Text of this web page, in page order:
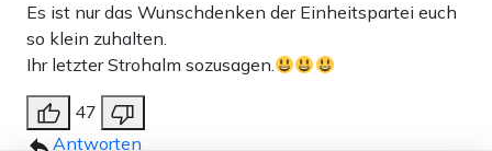
Es ist nur das Wunschdenken der Einheitspartei euch
so klein zuhalten.
Ihr letzter Strohalm sozusagen.
47
Antworten